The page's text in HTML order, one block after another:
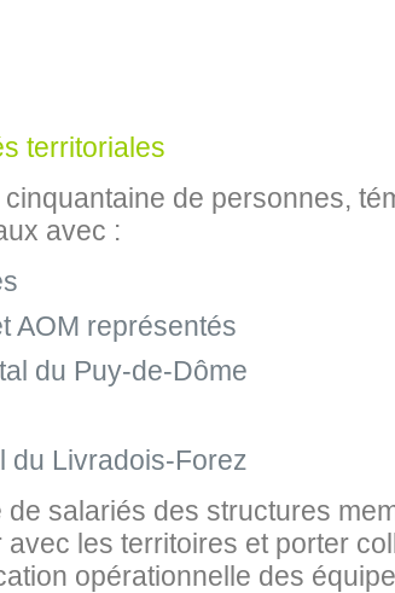
territoriales
de personnes,
avec :
AOM représentés
du Puy-de-Dôme
Livradois‑Forez
salariés des structures
les territoires et porter
opérationnelle des